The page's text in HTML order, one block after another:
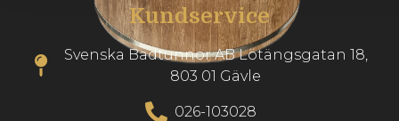
Kundservice
Svenska Badtunnor AB Lötängsgatan 18,
803 01 Gävle
026-103028